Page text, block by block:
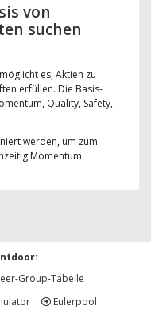
von
suchen
es, Aktien zu
erfüllen. Die Basis-
Quality, Safety,
werden, um zum
Momentum
Group-Tabelle
Eulerpool